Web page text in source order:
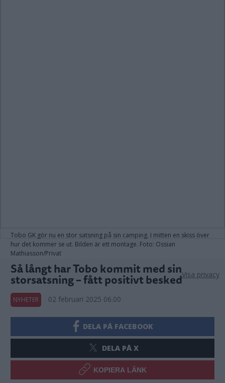
Tobo GK gör nu en stor satsning på sin camping. I mitten en skiss över
hur det kommer se ut. Bilden är ett montage. Foto: Ossian
Mathiasson/Privat
Så långt har Tobo kommit med sin
storsatsning – fått positivt besked
NYHETER 02 februari 2025 06.00
DELA PÅ FACEBOOK
DELA PÅ X
KOPIERA LÄNK
Visa privacy